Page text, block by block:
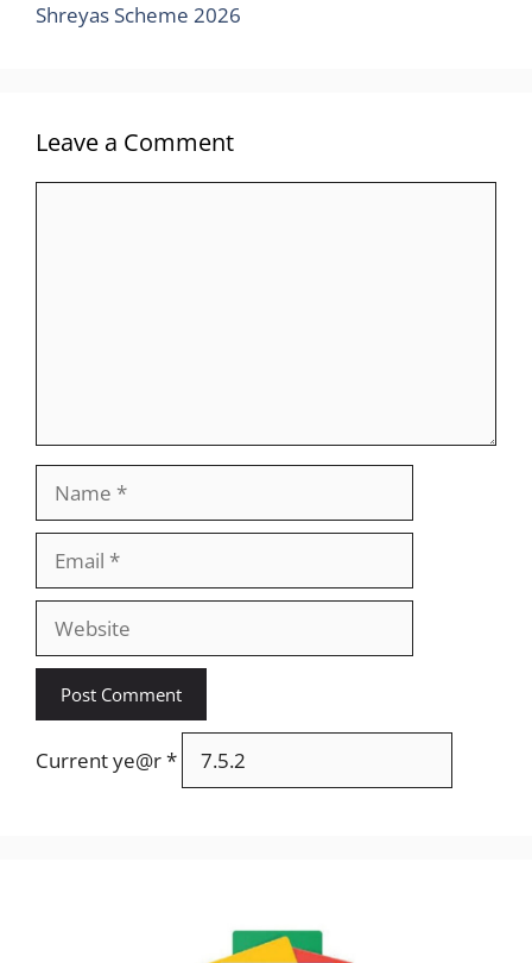
Shreyas Scheme 2026
Leave a Comment
Website
Current ye@r*